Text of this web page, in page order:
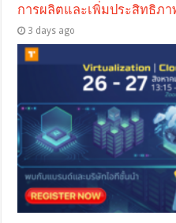
การผลิตและเพิ่มประสิทธิภ
3 days ago